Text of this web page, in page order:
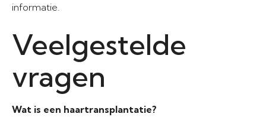
informatie.
Veelgestelde
vragen
Wat is een haartransplantatie?